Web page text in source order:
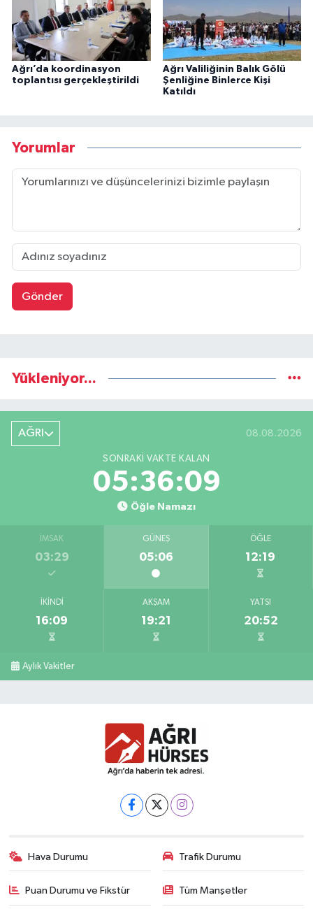
Ağrı’da koordinasyon
toplantısı gerçekleştirildi
Ağrı Valiliğinin Balık Gölü
Şenliğine Binlerce Kişi
Katıldı
Yorumlar
Gönder
Yükleniyor...
AĞRI 08.08.2026
SONRAKI VAKTE KALAN
05:36:08
Öğle Namazı
İMSAK
03:29
GÜNEŞ
05:06
ÖĞLE
12:19
İKINDI
16:09
AKŞAM
19:21
YATSI
20:52
Aylık Vakitler
Hava Durumu Trafik Durumu
Puan Durumu ve Fikstür Tüm Manşetler